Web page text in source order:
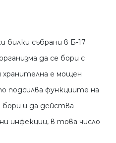
билки събрани в Б-17
да се бори с
хранителна е мощен
подсилва функциите на
и да действа
инфекции, в това число